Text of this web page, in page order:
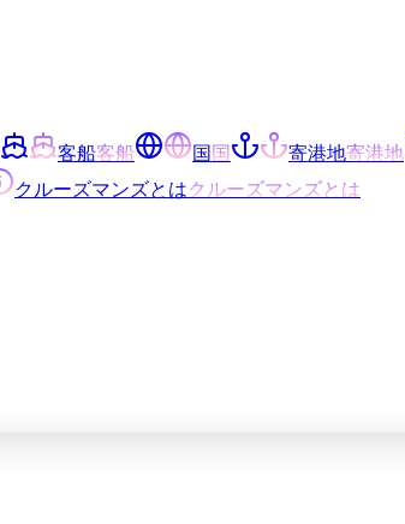
客船客船 国国 寄港地寄港地
クルーズマンズとはクルーズマンズとは